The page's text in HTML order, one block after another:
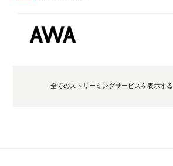
全てのストリーミングサービスを表示する